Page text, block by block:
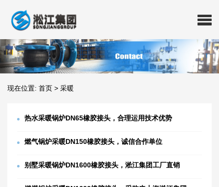
现在位置: 首页 > 采暖
热水采暖锅炉DN65橡胶接头，合理运用技术优势
燃气锅炉采暖DN150橡胶接头，诚信合作单位
别墅采暖锅炉DN1600橡胶接头，淞江集团工厂直销